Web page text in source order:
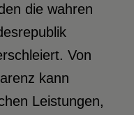
die wahren
Von
kann
Leistungen,